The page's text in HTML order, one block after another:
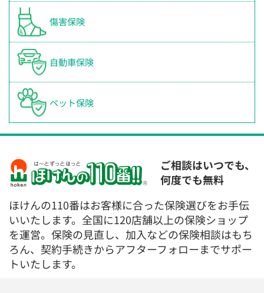
傷害保険
自動車保険
ペット保険
ご相談はいつでも、
何度でも無料
ほけんの110番はお客様に合った保険選びをお手伝
いいたします。全国に120店舗以上の保険ショップ
を運営。保険の見直し、加入などの保険相談はもち
ろん、契約手続きからアフターフォローまでサポー
トいたします。